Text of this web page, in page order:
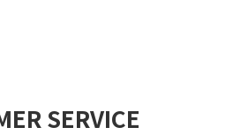
SERVICE